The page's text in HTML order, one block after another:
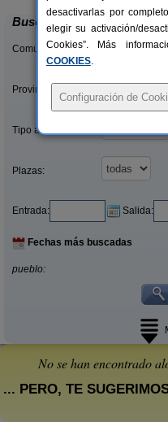
Buscar
Comunidades:
Provincias/Islas:
Tipo alquiler:
Plazas:
Entrada: Salida:
Fechas más buscadas
pueblo:
No se han encontrado
... PERO, TE
desactivarlas por
elegir su activación/
Cookies”. Más
COOKIES.